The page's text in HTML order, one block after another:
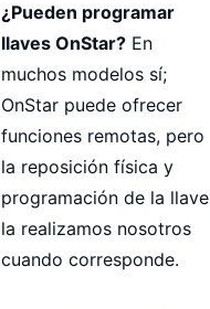
¿Pueden programar
llaves OnStar? En
muchos modelos sí;
OnStar puede ofrecer
funciones remotas, pero
la reposición física y
programación de la llave
la realizamos nosotros
cuando corresponde.